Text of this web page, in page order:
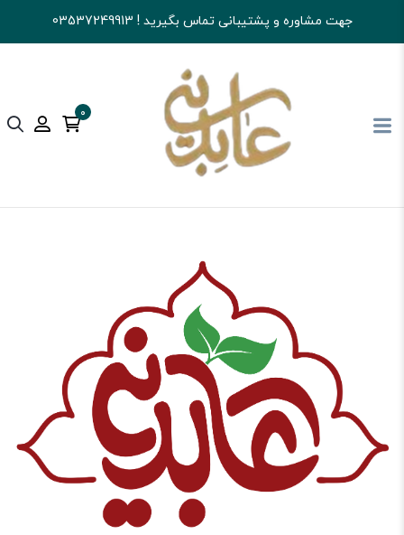
جهت مشاوره و پشتیبانی تماس بگیرید ! 03537249913
0
آجیل و خشکبار عابدینی شکلات تافی